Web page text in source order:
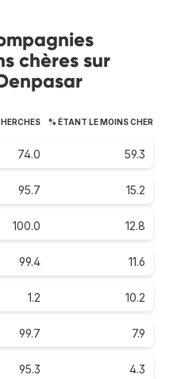
chères sur
% ÉTANT LE MOINS CHER
74.0 59.3
95.7 15.2
100.0 12.8
99.4 11.6
1.2 10.2
99.7 7.9
95.3 4.3